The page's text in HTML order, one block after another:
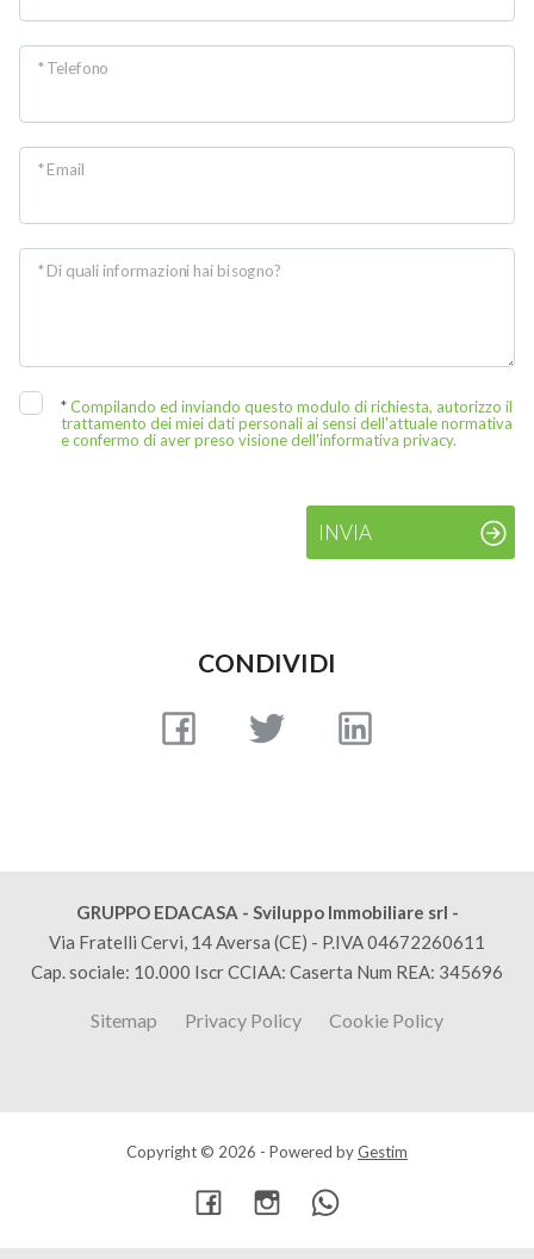
* Telefono
* Email
* Di quali informazioni hai bisogno?
*Compilando ed inviando questo modulo di richiesta, autorizzo il
trattamento dei miei dati personali ai sensi dell'attuale normativa
e confermo di aver preso visione dell'informativa privacy.
INVIA
CONDIVIDI
GRUPPO EDACASA - Sviluppo Immobiliare srl -
Via Fratelli Cervi, 14 Aversa (CE) - P.IVA 04672260611
Cap. sociale: 10.000 Iscr CCIAA: Caserta Num REA: 345696
Sitemap Privacy Policy Cookie Policy
Copyright © 2026 - Powered byGestim